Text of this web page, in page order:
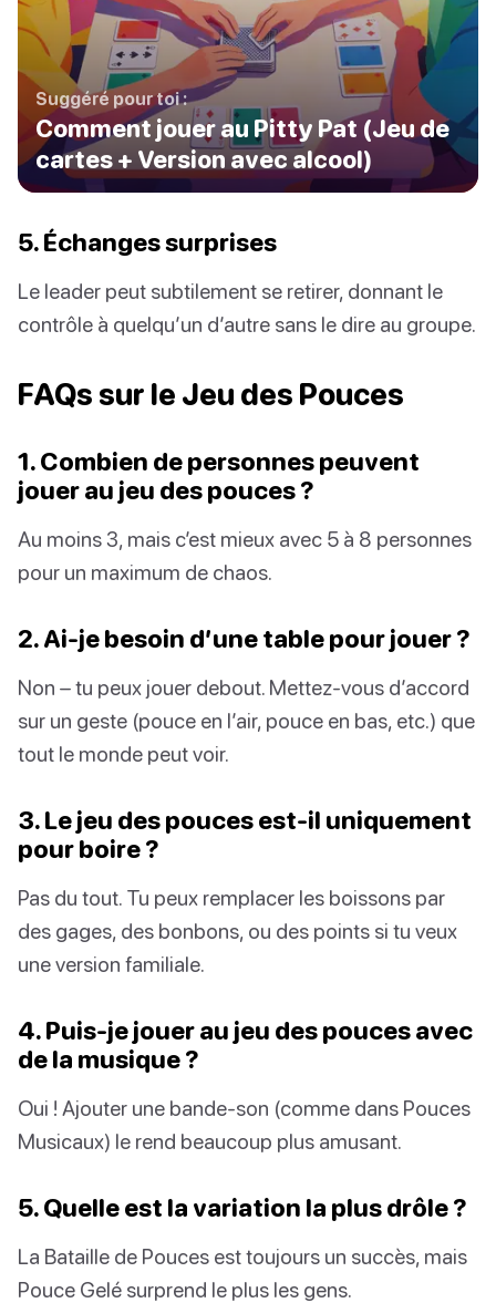
Suggéré pour toi :
Comment jouer au Pitty Pat (Jeu de
cartes + Version avec alcool)
5. Échanges surprises
Le leader peut subtilement se retirer, donnant le
contrôle à quelqu’un d’autre sans le dire au groupe.
FAQs sur le Jeu des Pouces
1. Combien de personnes peuvent
jouer au jeu des pouces ?
Au moins 3, mais c’est mieux avec 5 à 8 personnes
pour un maximum de chaos.
2. Ai-je besoin d’une table pour jouer ?
Non – tu peux jouer debout. Mettez-vous d’accord
sur un geste (pouce en l’air, pouce en bas, etc.) que
tout le monde peut voir.
3. Le jeu des pouces est-il uniquement
pour boire ?
Pas du tout. Tu peux remplacer les boissons par
des gages, des bonbons, ou des points si tu veux
une version familiale.
4. Puis-je jouer au jeu des pouces avec
de la musique ?
Oui ! Ajouter une bande-son (comme dans Pouces
Musicaux) le rend beaucoup plus amusant.
5. Quelle est la variation la plus drôle ?
La Bataille de Pouces est toujours un succès, mais
Pouce Gelé surprend le plus les gens.